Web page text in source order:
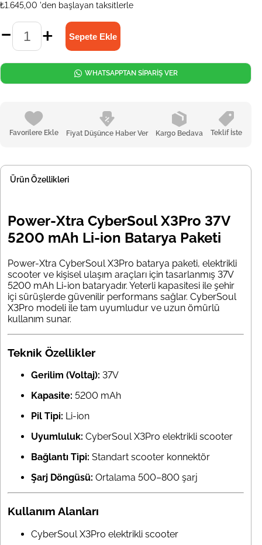
₺1.645,00 'den başlayan taksitlerle
Favorilere Ekle Fiyat Düşünce Haber Ver Kargo Bedava Teklif İste
WHATSAPPTAN SİPARİŞ VER
Ürün Özellikleri
Power-Xtra CyberSoul X3Pro 37V
5200 mAh Li-ion Batarya Paketi
Power-Xtra CyberSoul X3Pro batarya paketi, elektrikli
scooter ve kişisel ulaşım araçları için tasarlanmış 37V
5200 mAh Li-ion bataryadır. Yeterli kapasitesi ile şehir
içi sürüşlerde güvenilir performans sağlar. CyberSoul
X3Pro modeli ile tam uyumludur ve uzun ömürlü
kullanım sunar.
Teknik Özellikler
Gerilim (Voltaj): 37V
Kapasite: 5200 mAh
Pil Tipi: Li-ion
Uyumluluk: CyberSoul X3Pro elektrikli scooter
Bağlantı Tipi: Standart scooter konnektör
Şarj Döngüsü: Ortalama 500–800 şarj
Kullanım Alanları
CyberSoul X3Pro elektrikli scooter